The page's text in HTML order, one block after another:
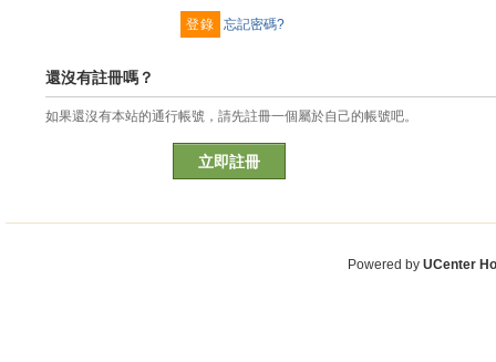
忘記密碼?
還沒有註冊嗎？
如果還沒有本站的通行帳號，請先註冊一個屬於自己的帳號吧。
立即註冊
Powered by UCenter